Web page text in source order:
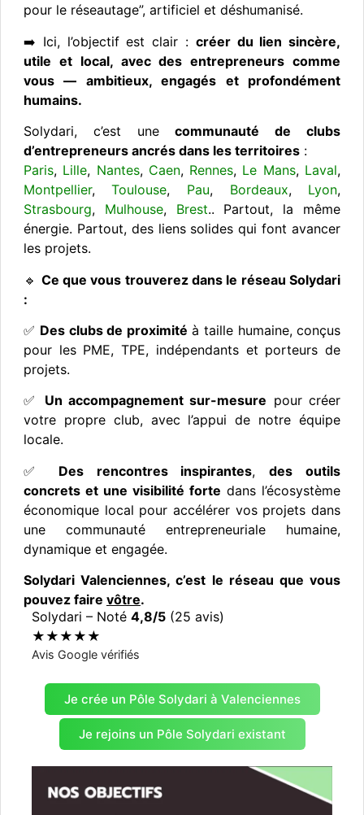
pour le réseautage”, artificiel et déshumanisé.
➡️ Ici, l’objectif est clair : créer du lien sincère,
utile et local, avec des entrepreneurs comme
vous — ambitieux, engagés et profondément
humains.
Solydari, c’est unecommunauté de clubs
d’entrepreneurs ancrés dans les territoires:
Paris, Lille, Nantes, Caen, Rennes, Le Mans, Laval,
Montpellier,Toulouse, Pau, Bordeaux, Lyon,
Strasbourg, Mulhouse, Brest.. Partout, la même
énergie. Partout, des liens solides qui font avancer
les projets.
🔹 Ce que vous trouverez dans le réseau Solydari
:
✅ Des clubs de proximité à taille humaine, conçus
pour les PME, TPE, indépendants et porteurs de
projets.
✅ Un accompagnement sur-mesure pour créer
votre propre club, avec l’appui de notre équipe
locale.
✅ Des rencontres inspirantes,des outils
concrets et une visibilité forte dans l’écosystème
économique local pour accélérer vos projets dans
une communauté entrepreneuriale humaine,
dynamique et engagée.
Solydari Valenciennes, c’est le réseau que vous
pouvez faire vôtre.
Solydari – Noté 4,8/5(25 avis)
★★★★★
Avis Google vérifiés
Je crée un Pôle Solydari à Valenciennes
Je rejoins un Pôle Solydari existant